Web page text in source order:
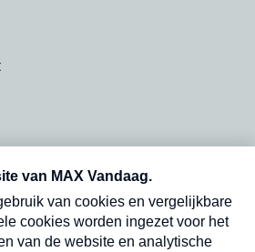
en dinsdagochtend in
Verzend